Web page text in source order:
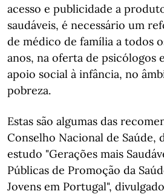
acesso e publicidade a
saudáveis, é necessário um
de médico de família a todos
anos, na oferta de psicólogos
apoio social à infância, no
pobreza.
Estas são algumas das
Conselho Nacional de Saúde,
estudo "Gerações mais
Públicas de Promoção da
Jovens em Portugal",